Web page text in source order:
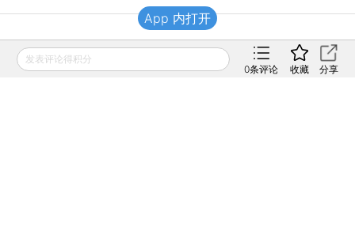
财新移动
发表评论得积分
0条评论 收藏 分享
App 内打开